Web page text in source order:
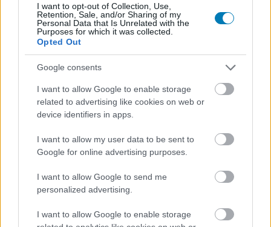
I want to opt-out of Collection, Use,
Retention, Sale, and/or Sharing of my
Personal Data that Is Unrelated with the
Purposes for which it was collected.
Opted Out
Google consents
I want to allow Google to enable storage
related to advertising like cookies on web or
device identifiers in apps.
I want to allow my user data to be sent to
Google for online advertising purposes.
I want to allow Google to send me
personalized advertising.
I want to allow Google to enable storage
| 2025.05.18 22:04
Az Eddington politikai üzenete felrobbantotta a fesztivált
Hivatalos: Rambo előzményfilm készül, de Sylvester
Stallone nélkül